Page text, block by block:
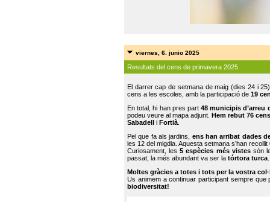
viernes, 6. junio 2025
Resultats del cens de primavera 2025
El darrer cap de setmana de maig (dies 24 i
cens a les escoles, amb la participació de 19
En total, hi han pres part48 municipis d’arreu
podeu veure al mapa adjunt. Hem rebut 76
Sabadell i Fortià
Pel que fa als jardins, ens han arribat dades
les 12 del migdia. Aquesta setmana s’han recollit
Curiosament, les5 espècies més vistessón
passat, la més abundant va ser la tórtora turca
Moltes gràcies a totes i tots per la vostra
Us animem a continuar participant sempre que
biodiversitat!